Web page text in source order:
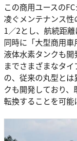
この商用ユースの
凌ぐメンテナンス
1／2とし、航続距
同時に「大型商用
液体水素タンクも
までさまざまなタ
の、従来の丸型と
クも開発しており、
転換することを可能